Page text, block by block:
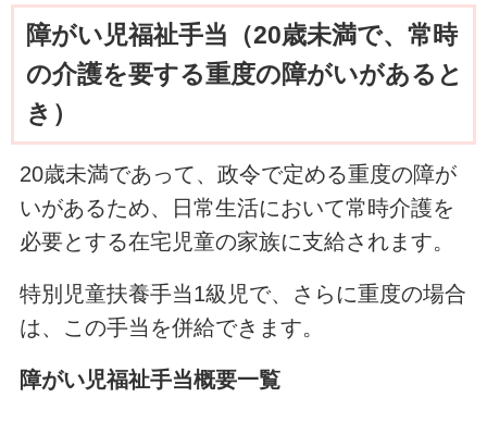
障がい児福祉手当（20歳未満で、常時
の介護を要する重度の障がいがあると
き）
20歳未満であって、政令で定める重度の障が
いがあるため、日常生活において常時介護を
必要とする在宅児童の家族に支給されます。
特別児童扶養手当1級児で、さらに重度の場合
は、この手当を併給できます。
障がい児福祉手当概要一覧